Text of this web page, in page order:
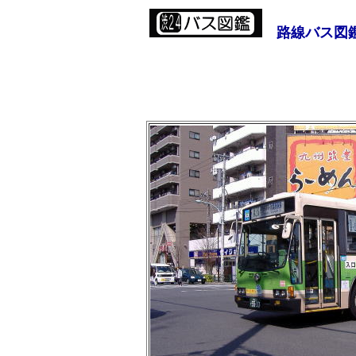
路線バス図